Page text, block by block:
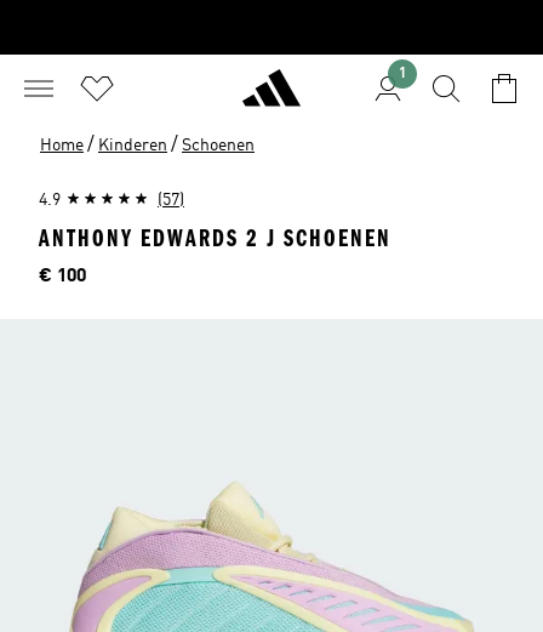
1
Home / Kinderen / Schoenen
4.9 (57)
ANTHONY EDWARDS 2 J SCHOENEN
Price
€ 100